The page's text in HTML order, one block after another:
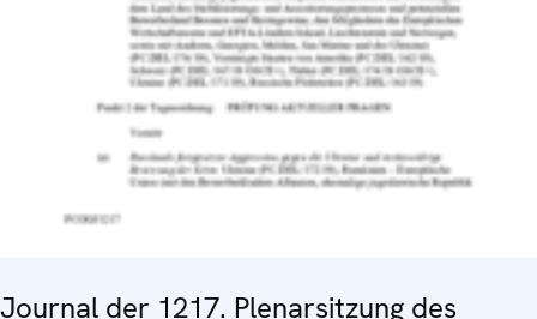
Journal der 1217. Plenarsitzung des